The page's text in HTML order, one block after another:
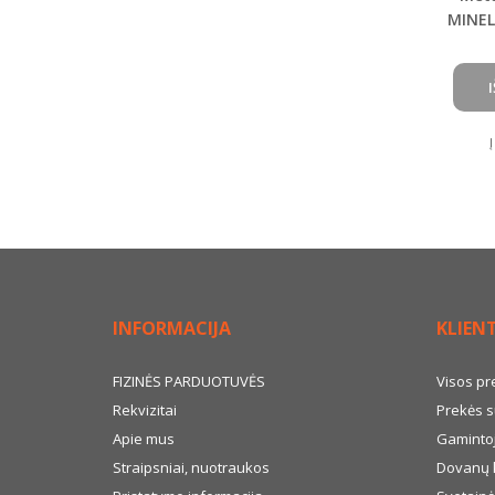
INFORMACIJA
FIZINĖS PARDUOTUVĖS
Rekvizitai
Apie mus
Straipsniai, nuotraukos
Visos
Prekės
Dovanų